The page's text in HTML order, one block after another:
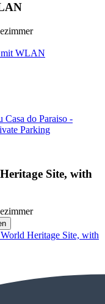
mit WLAN
Casa do Paraiso -
Parking
Site, with
Heritage Site, with